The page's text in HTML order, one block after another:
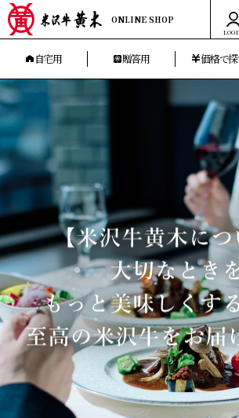
ONLINE SHOP
自宅用 贈答用 価格で